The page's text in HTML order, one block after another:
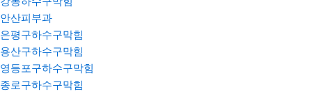
안산피부과
은평구하수구막힘
용산구하수구막힘
영등포구하수구막힘
종로구하수구막힘